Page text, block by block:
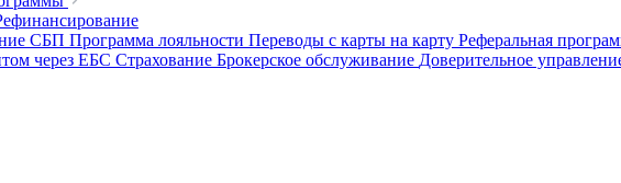
СБП Программа лояльности Переводы с карты на карту Реферальная
через ЕБС Страхование Брокерское обслуживание Доверительное